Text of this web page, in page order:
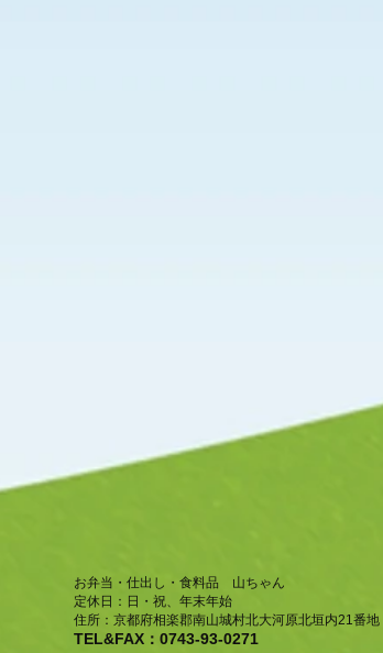
お弁当・仕出し・食料品 山ちゃん
​定休日：日・祝、年末年始
住所：京都府相楽郡南山城村北大河原北垣内21番地
TEL&FAX：0743-93-0271